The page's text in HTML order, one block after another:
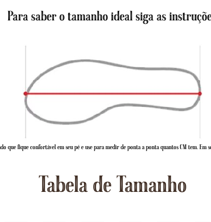
Para saber o tamanho ideal siga as
que fique confortável em seu pé e use para medir de ponta a ponta quantos CM tem. Em
Tabela de Tamanho